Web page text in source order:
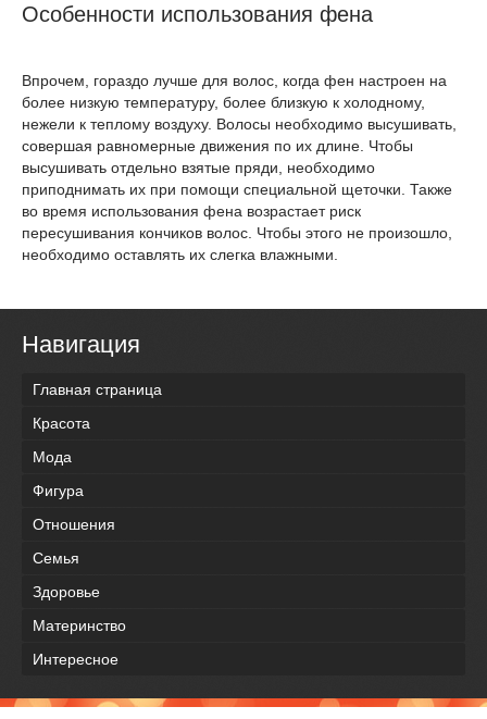
Особенности использования фена
Впрочем, гораздо лучше для волос, когда фен настроен на
более низкую температуру, более близкую к холодному,
нежели к теплому воздуху. Волосы необходимо высушивать,
совершая равномерные движения по их длине. Чтобы
высушивать отдельно взятые пряди, необходимо
приподнимать их при помощи специальной щеточки. Также
во время использования фена возрастает риск
пересушивания кончиков волос. Чтобы этого не произошло,
необходимо оставлять их слегка влажными.
Навигация
Главная страница
Красота
Мода
Фигура
Отношения
Семья
Здоровье
Материнство
Интересное